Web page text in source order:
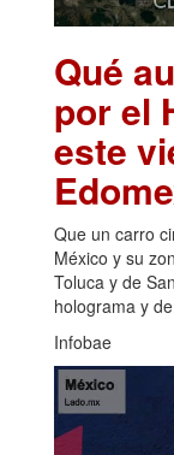
Qué
por el
este
Que un carro
México y su
Toluca y de
holograma y
Infobae